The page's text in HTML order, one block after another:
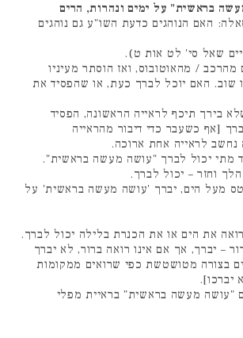
בראשית" על ימים ונהרות, הרים
האם הנוהגים כדעת השו"ע גם נוהגים
שאל סי' לט אות ט).
/ מהאוטובוס, ואז הוסתר מעיניו
שוב. האם יוכל לברך כעת, או שהפסיד את
בירך תיכף לראייה הראשונה, הפסיד
[אף כשעבר כדי דיבור מהראייה
נחשב לראייה אחת ארוכה.
מתי יכול לברך "עושה מעשה בראשית".
וחזר – יכול לברך.
מעל הים, יברך 'עושה מעשה בראשית' על
את הים או את הכנרת בלילה יכול לברך.
– יברך, אך אם אינו רואה ברור, לא יברך
בצורה מטושטשת כפי שרואים ממקומות
יברכו].
"עושה מעשה בראשית" בראיית מפלי